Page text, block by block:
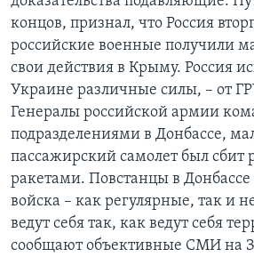
концов, признал, что Россия
российские военные получили
свои действия в Крыму. Россия
Украине различные силы, – от
Генералы российской армии
подразделениями в Донбассе,
пассажирский самолет был сбит
ракетами. Повстанцы в Донбассе
войска – как регулярные, так и
ведут себя так, как ведут себя
сообщают объективные СМИ на